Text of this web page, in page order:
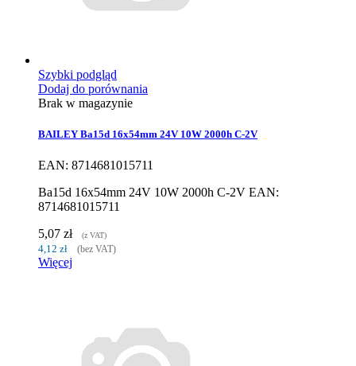
Szybki podgląd
Dodaj do porównania
Brak w magazynie
BAILEY Ba15d 16x54mm 24V 10W 2000h C-2V
EAN: 8714681015711
Ba15d 16x54mm 24V 10W 2000h C-2V EAN:
8714681015711
5,07 zł
(z VAT)
4,12 zł (bez VAT)
Więcej